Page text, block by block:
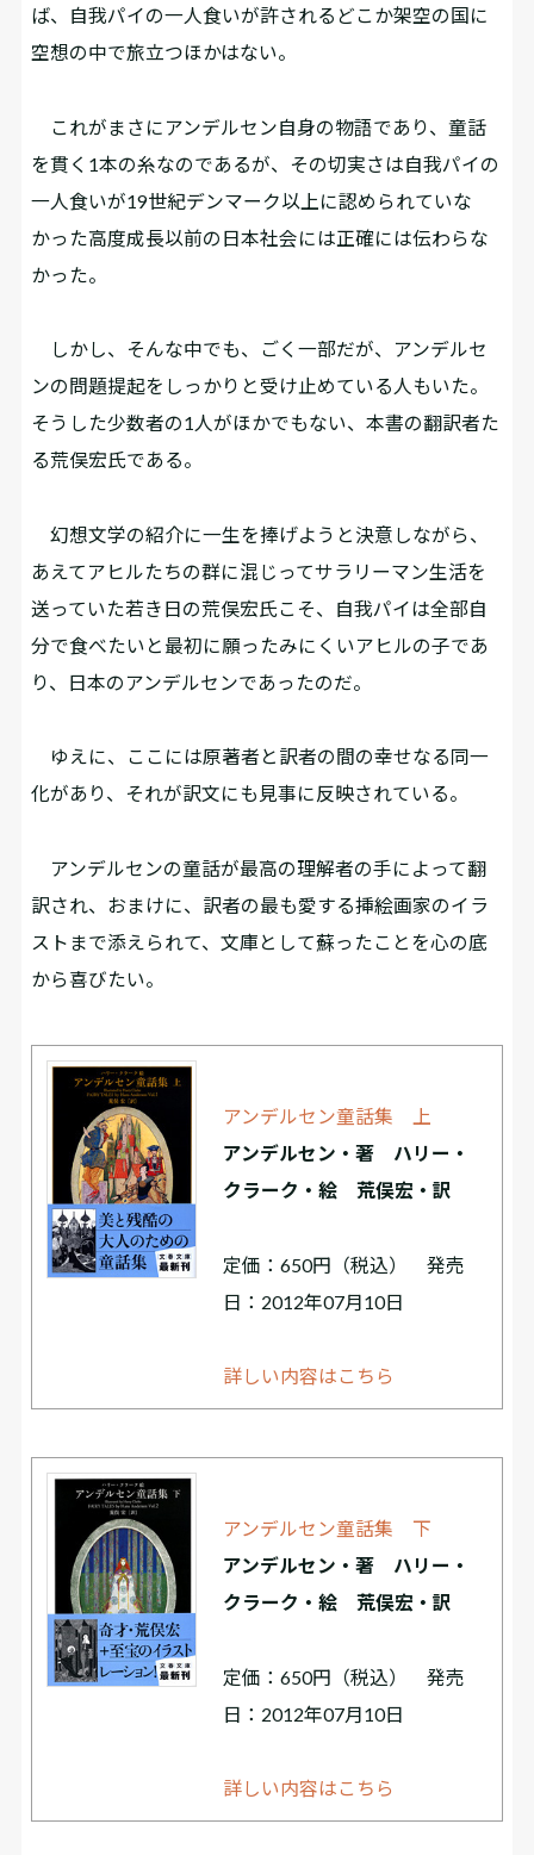
ば、自我パイの一人食いが許されるどこか架空の国に
空想の中で旅立つほかはない。
これがまさにアンデルセン自身の物語であり、童話
を貫く1本の糸なのであるが、その切実さは自我パイの
一人食いが19世紀デンマーク以上に認められていな
かった高度成長以前の日本社会には正確には伝わらな
かった。
しかし、そんな中でも、ごく一部だが、アンデルセ
ンの問題提起をしっかりと受け止めている人もいた。
そうした少数者の1人がほかでもない、本書の翻訳者た
る荒俣宏氏である。
幻想文学の紹介に一生を捧げようと決意しながら、
あえてアヒルたちの群に混じってサラリーマン生活を
送っていた若き日の荒俣宏氏こそ、自我パイは全部自
分で食べたいと最初に願ったみにくいアヒルの子であ
り、日本のアンデルセンであったのだ。
ゆえに、ここには原著者と訳者の間の幸せなる同一
化があり、それが訳文にも見事に反映されている。
アンデルセンの童話が最高の理解者の手によって翻
訳され、おまけに、訳者の最も愛する挿絵画家のイラ
ストまで添えられて、文庫として蘇ったことを心の底
から喜びたい。
アンデルセン童話集 上
アンデルセン・著 ハリー・
クラーク・絵 荒俣宏・訳
定価：650円（税込） 発売
日：2012年07月10日
詳しい内容はこちら
アンデルセン童話集 下
アンデルセン・著 ハリー・
クラーク・絵 荒俣宏・訳
定価：650円（税込） 発売
日：2012年07月10日
詳しい内容はこちら